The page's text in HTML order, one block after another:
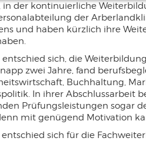
in der kontinuierliche
der
und haben kürzlich ihre
entschied sich, die
zwei Jahre, fand
Buchhaltung,
In ihrer Abschlussarbeit
Prüfungsleistungen sogar
mit genügend Motivation
entschied sich für die
ermöglichen
und sind für die
der Website
Optionen des Benutzers